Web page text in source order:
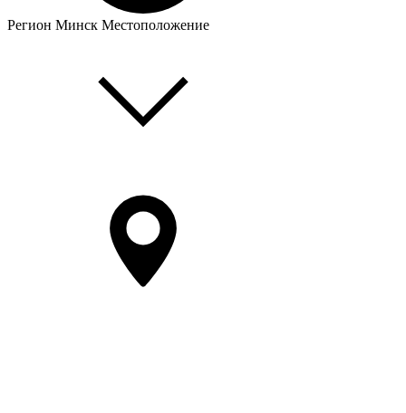
Регион Минск Местоположение